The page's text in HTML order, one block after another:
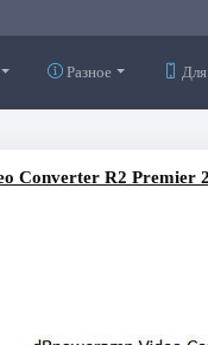
Разное
Converter R2 Premier